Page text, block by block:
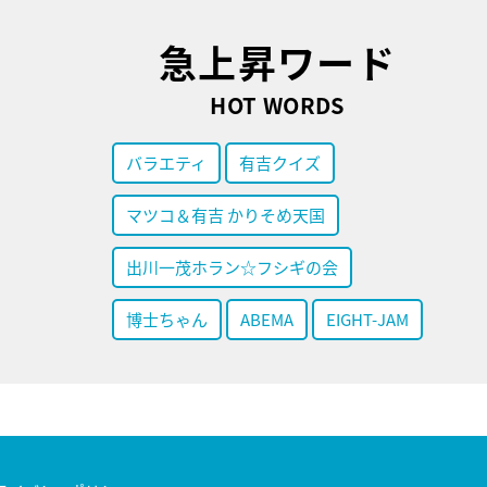
急上昇ワード
HOT WORDS
バラエティ 有吉クイズ
マツコ＆有吉 かりそめ天国
出川一茂ホラン☆フシギの会
博士ちゃん ABEMA EIGHT-JAM